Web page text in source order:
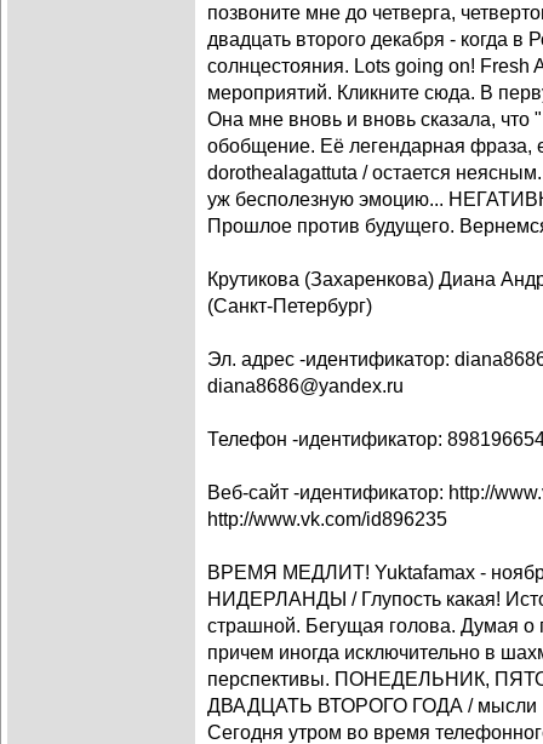
позвоните мне до четверга,
двадцать второго декабря - когда в
солнцестояния. Lots going on! Fresh
мероприятий. Кликните сюда. В
Она мне вновь и вновь сказала,
обобщение. Её легендарная
dorothealagattuta / остается
уж бесполезную эмоцию...
Прошлое против будущего.
Крутикова (Захаренкова) Диана
(Санкт-Петербург)
Эл. адрес -идентификатор:
diana8686@yandex.ru
Телефон -идентификатор:
Веб-сайт -идентификатор: http://
http://www.vk.com/id896235
ВРЕМЯ МЕДЛИТ! Yuktafamax -
НИДЕРЛАНДЫ / Глупость какая!
страшной. Бегущая голова. Думая
причем иногда исключительно в
перспективы. ПОНЕДЕЛЬНИК,
ДВАДЦАТЬ ВТОРОГО ГОДА / мысли
Сегодня утром во время